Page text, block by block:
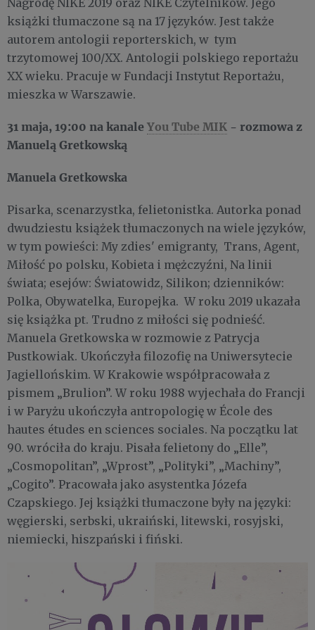
Nagrodę NIKE 2019 oraz NIKE Czytelników. Jego
książki tłumaczone są na 17 języków. Jest także
autorem antologii reporterskich, w tym
trzytomowej 100/XX. Antologii polskiego reportażu
XX wieku. Pracuje w Fundacji Instytut Reportażu,
mieszka w Warszawie.
31 maja, 19:00 na kanaleYou Tube MIK - rozmowa z
Manuelą Gretkowską
Manuela Gretkowska
Pisarka, scenarzystka, felietonistka. Autorka ponad
dwudziestu książek tłumaczonych na wiele języków,
w tym powieści: My zdies' emigranty, Trans, Agent,
Miłość po polsku, Kobieta i mężczyźni, Na linii
świata; esejów: Światowidz, Silikon; dzienników:
Polka, Obywatelka, Europejka. W roku 2019 ukazała
się książka pt. Trudno z miłości się podnieść.
Manuela Gretkowska w rozmowie z Patrycja
Pustkowiak. Ukończyła filozofię na Uniwersytecie
Jagiellońskim. W Krakowie współpracowała z
pismem „Brulion”. W roku 1988 wyjechała do Francji
i w Paryżu ukończyła antropologię w École des
hautes études en sciences sociales. Na początku lat
90. wróciła do kraju. Pisała felietony do „Elle”,
„Cosmopolitan”, „Wprost”, „Polityki”, „Machiny”,
„Cogito”. Pracowała jako asystentka Józefa
Czapskiego. Jej książki tłumaczone były na języki:
węgierski, serbski, ukraiński, litewski, rosyjski,
niemiecki, hiszpański i fiński.